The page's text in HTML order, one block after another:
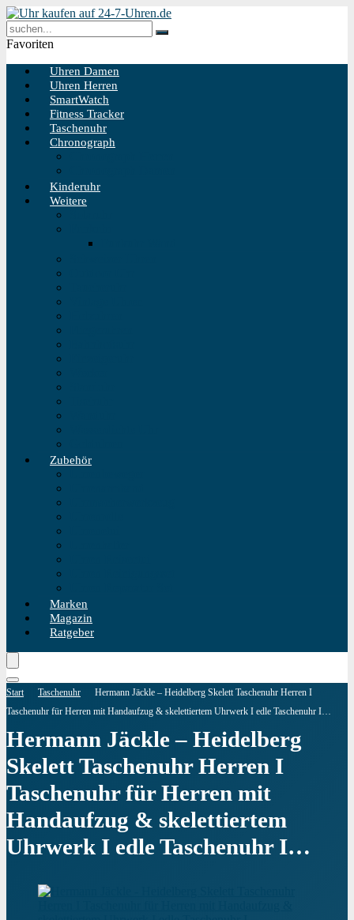
Favoriten
Uhren Damen
Uhren Herren
SmartWatch
Fitness Tracker
Taschenuhr
Chronograph
Kinderuhr
Weitere
Zubehör
Marken
Magazin
Ratgeber
Start Taschenuhr
Hermann Jäckle – Heidelberg Skelett Taschenuhr Herren I
Taschenuhr für Herren mit Handaufzug & skelettiertem Uhrwerk I edle Taschenuhr I…
Hermann Jäckle – Heidelberg
Skelett Taschenuhr Herren I
Taschenuhr für Herren mit
Handaufzug & skelettiertem
Uhrwerk I edle Taschenuhr I…